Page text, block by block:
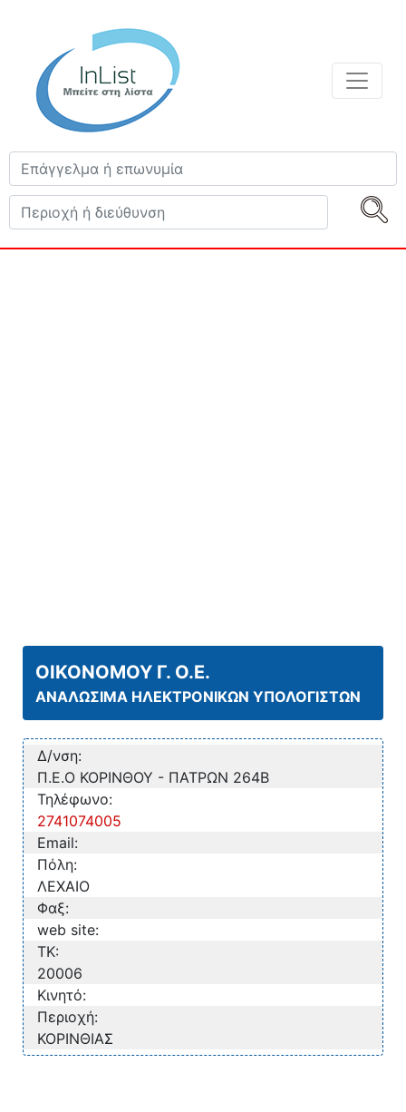
ΟΙΚΟΝΟΜΟΥ Γ. Ο.Ε.
ΑΝΑΛΩΣΙΜΑ ΗΛΕΚΤΡΟΝΙΚΩΝ ΥΠΟΛΟΓΙΣΤΩΝ
Δ/νση:
Π.Ε.Ο ΚΟΡΙΝΘΟΥ - ΠΑΤΡΩΝ 264Β
Τηλέφωνο:
2741074005
Email:
Πόλη:
ΛΕΧΑΙΟ
Φαξ:
web site:
TK:
20006
Κινητό:
Περιοχή:
ΚΟΡΙΝΘΙΑΣ